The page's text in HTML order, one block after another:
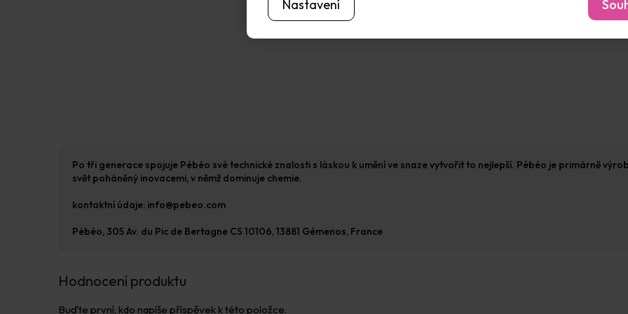
Nastavení
Hodnocení produktu
Buďte první, kdo napíše příspěvek k této položce.
Po tři generace spojuje Pébéo své technické znalosti s láskou k umění ve snaze vytvořit to nejlepší. Pébéo je primárně
svět poháněný inovacemi, v němž dominuje chemie.
kontaktní údaje: info@pebeo.com
Pébéo, 305 Av. du Pic de Bertagne CS 10106, 13881 Gémenos, France